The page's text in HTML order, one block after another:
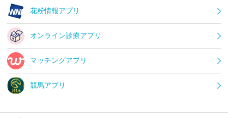
花粉情報アプリ
オンライン診療アプリ
マッチングアプリ
競馬アプリ